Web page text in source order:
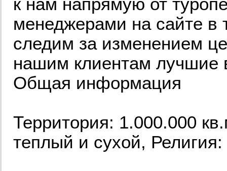
к нам напрямую от
менеджерами на сайте в
следим за изменением
нашим клиентам лучшие
Общая информация
Территория: 1.000.000
теплый и сухой,